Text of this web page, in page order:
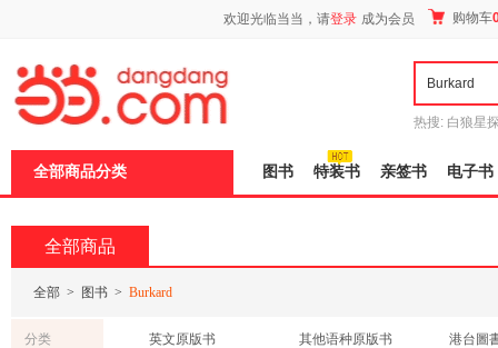
欢迎光临当当，请登录 成为会员 购物车
热搜: 白狼星
全部商品分类 图书 特装书 亲签书 电子书
全部商品
全部 > 图书 > Burkard
分类 英文原版书 其他语种原版书 港台圖
页
加